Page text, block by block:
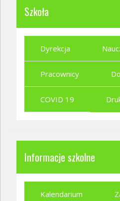
Szkoła
Dyrekcja
Pracownicy
COVID 19
Informacje szkolne
Kalendarium